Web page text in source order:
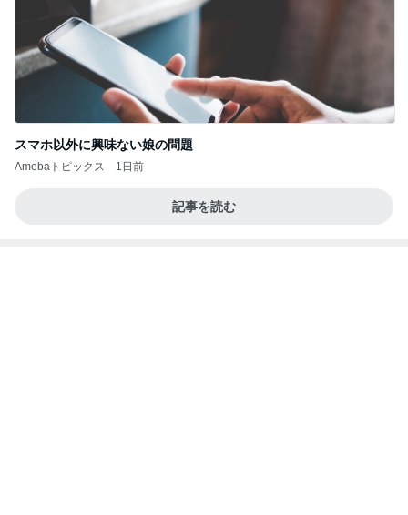
スマホ以外に興味ない娘の問題
Amebaトピックス 1日前
記事を読む